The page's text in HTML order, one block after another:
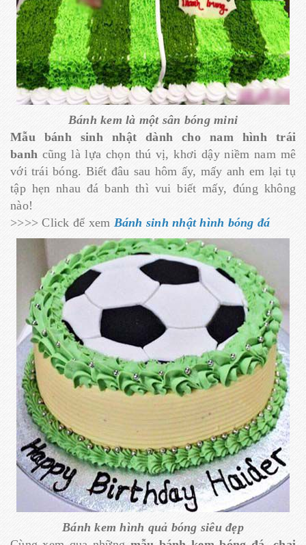
Bánh kem là một sân bóng mini
Mẫu bánh sinh nhật dành cho nam hình trái
banh cũng là lựa chọn thú vị, khơi dậy niềm nam mê
với trái bóng. Biết đâu sau hôm ấy, mấy anh em lại tụ
tập hẹn nhau đá banh thì vui biết mấy, đúng không
nào!
>>>> Click để xemBánh sinh nhật hình bóng đá
Bánh kem hình quả bóng siêu đẹp